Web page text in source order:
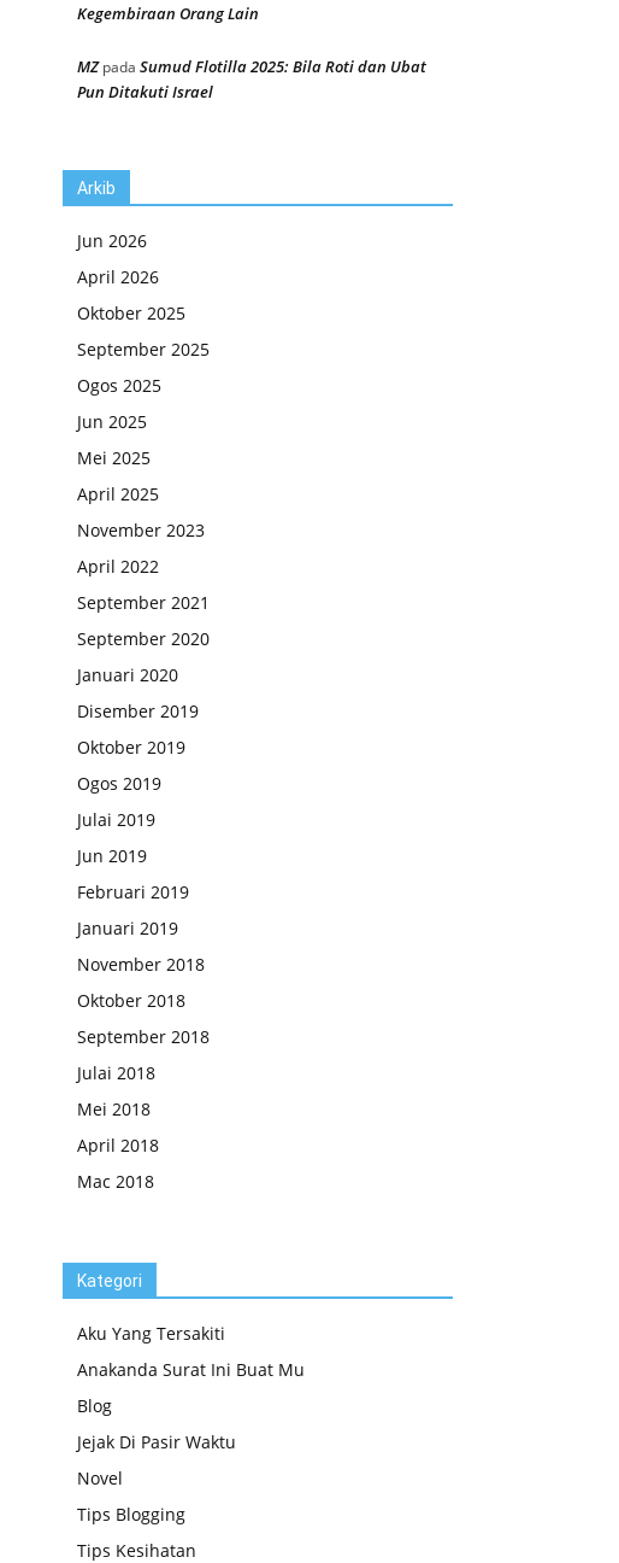
Kegembiraan Orang Lain
MZpada Sumud Flotilla 2025: Bila Roti dan Ubat
Pun Ditakuti Israel
Arkib
Jun 2026
April 2026
Oktober 2025
September 2025
Ogos 2025
Jun 2025
Mei 2025
April 2025
November 2023
April 2022
September 2021
September 2020
Januari 2020
Disember 2019
Oktober 2019
Ogos 2019
Julai 2019
Jun 2019
Februari 2019
Januari 2019
November 2018
Oktober 2018
September 2018
Julai 2018
Mei 2018
April 2018
Mac 2018
Kategori
Aku Yang Tersakiti
Anakanda Surat Ini Buat Mu
Blog
Jejak Di Pasir Waktu
Novel
Tips Blogging
Tips Kesihatan